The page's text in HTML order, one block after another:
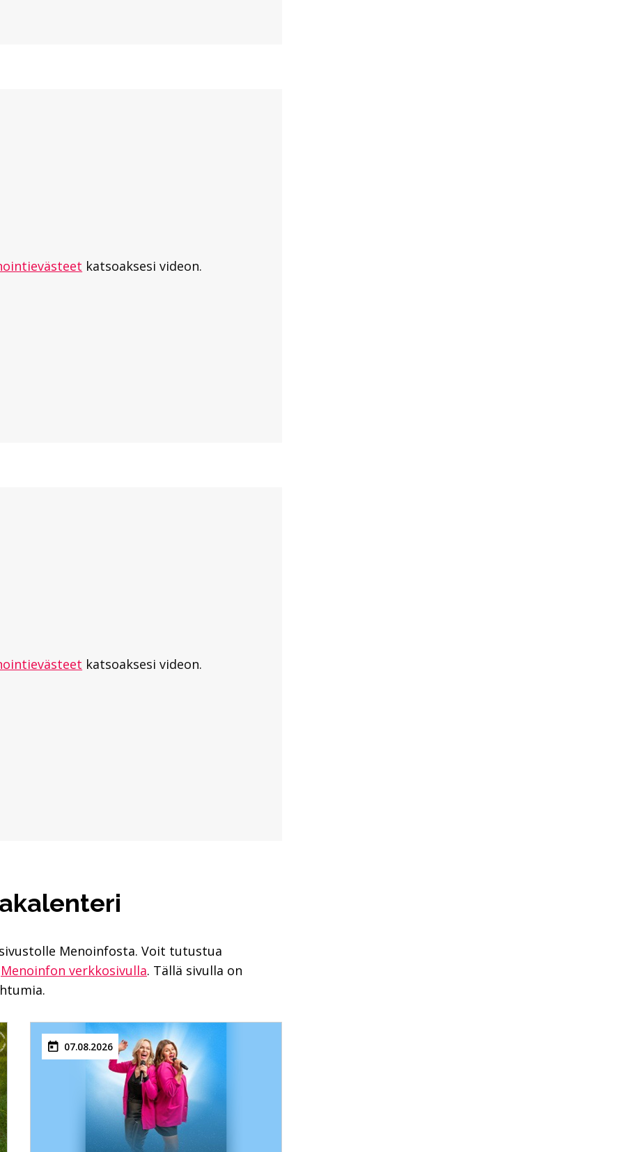
katsoaksesi videon.
katsoaksesi videon.
Menoinfosta. Voit tutustua
Menoinfon verkkosivulla. Tällä sivulla on
07.08.2026